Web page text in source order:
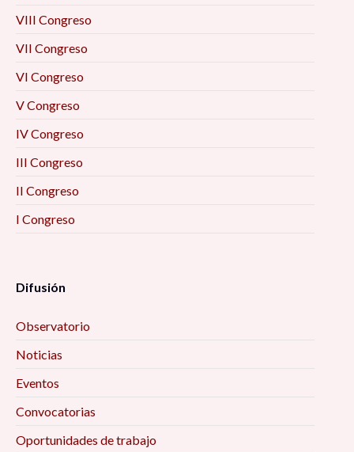
VIII Congreso
VII Congreso
VI Congreso
V Congreso
IV Congreso
III Congreso
II Congreso
I Congreso
Difusión
Observatorio
Noticias
Eventos
Convocatorias
Oportunidades de trabajo